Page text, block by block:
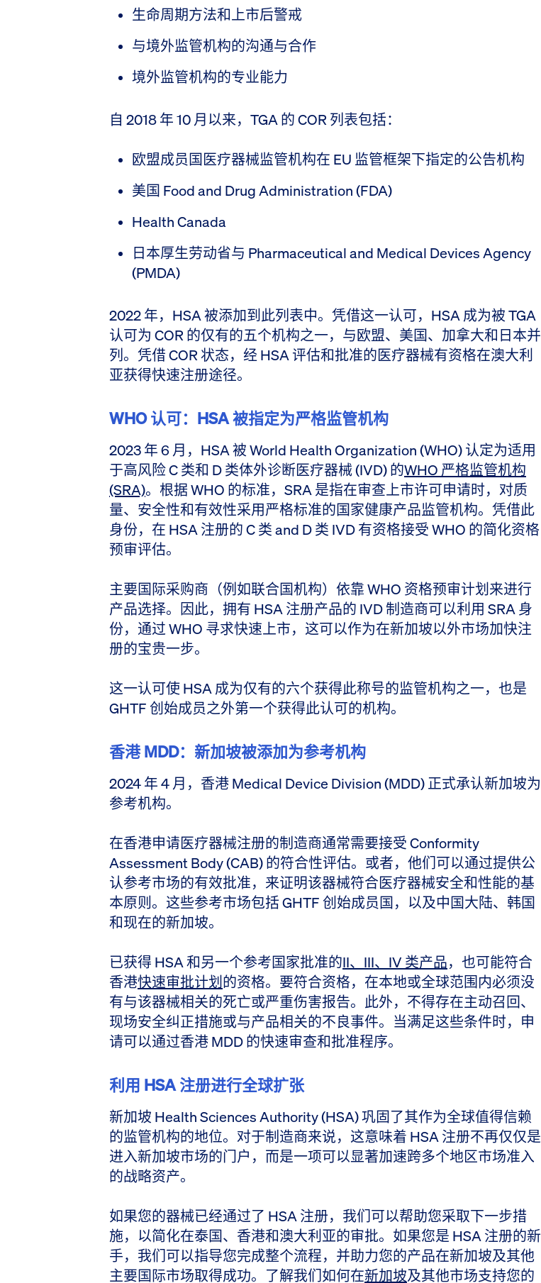
生命周期方法和上市后警戒
与境外监管机构的沟通与合作
境外监管机构的专业能力
自 2018 年 10 月以来，TGA 的 COR 列表包括：
欧盟成员国医疗器械监管机构在 EU 监管框架下指定的公告机构
美国 Food and Drug Administration (FDA)
Health Canada
日本厚生劳动省与 Pharmaceutical and Medical Devices Agency
(PMDA)
2022 年，HSA 被添加到此列表中。凭借这一认可，HSA 成为被 TGA
认可为 COR 的仅有的五个机构之一，与欧盟、美国、加拿大和日本并
列。凭借 COR 状态，经 HSA 评估和批准的医疗器械有资格在澳大利
亚获得快速注册途径。
WHO 认可：HSA 被指定为严格监管机构
2023 年 6 月，HSA 被 World Health Organization (WHO) 认定为适用
于高风险 C 类和 D 类体外诊断医疗器械 (IVD) 的WHO 严格监管机构
(SRA)。根据 WHO 的标准，SRA 是指在审查上市许可申请时，对质
量、安全性和有效性采用严格标准的国家健康产品监管机构。凭借此
身份，在 HSA 注册的 C 类 and D 类 IVD 有资格接受 WHO 的简化资格
预审评估。
主要国际采购商（例如联合国机构）依靠 WHO 资格预审计划来进行
产品选择。因此，拥有 HSA 注册产品的 IVD 制造商可以利用 SRA 身
份，通过 WHO 寻求快速上市，这可以作为在新加坡以外市场加快注
册的宝贵一步。
这一认可使 HSA 成为仅有的六个获得此称号的监管机构之一，也是
GHTF 创始成员之外第一个获得此认可的机构。
香港 MDD：新加坡被添加为参考机构
2024 年 4 月，香港 Medical Device Division (MDD) 正式承认新加坡为
参考机构。
在香港申请医疗器械注册的制造商通常需要接受 Conformity
Assessment Body (CAB) 的符合性评估。或者，他们可以通过提供公
认参考市场的有效批准，来证明该器械符合医疗器械安全和性能的基
本原则。这些参考市场包括 GHTF 创始成员国，以及中国大陆、韩国
和现在的新加坡。
已获得 HSA 和另一个参考国家批准的II、III、IV 类产品，也可能符合
香港快速审批计划 的资格。要符合资格，在本地或全球范围内必须没
有与该器械相关的死亡或严重伤害报告。此外，不得存在主动召回、
现场安全纠正措施或与产品相关的不良事件。当满足这些条件时，申
请可以通过香港 MDD 的快速审查和批准程序。
利用 HSA 注册进行全球扩张
新加坡 Health Sciences Authority (HSA) 巩固了其作为全球值得信赖
的监管机构的地位。对于制造商来说，这意味着 HSA 注册不再仅仅是
进入新加坡市场的门户，而是一项可以显著加速跨多个地区市场准入
的战略资产。
如果您的器械已经通过了 HSA 注册，我们可以帮助您采取下一步措
施，以简化在泰国、香港和澳大利亚的审批。如果您是 HSA 注册的新
手，我们可以指导您完成整个流程，并助力您的产品在新加坡及其他
主要国际市场取得成功。了解我们如何在新加坡及其他市场支持您的